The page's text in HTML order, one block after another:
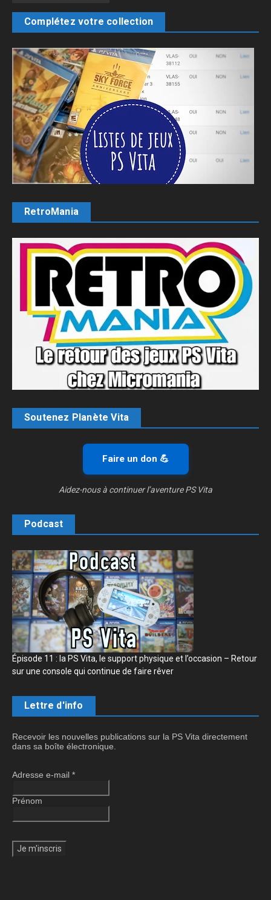
Complétez votre collection
RetroMania
Soutenez Planète Vita
Faire un don 💪
Aidez-nous à continuer l’aventure PS Vita
Podcast
Épisode 11 : la PS Vita, le support physique et l’occasion – Retour
sur une console qui continue de faire rêver
Lettre d'info
Recevoir les nouvelles publications sur la PS Vita directement
dans sa boîte électronique.
Adresse e-mail *
Prénom